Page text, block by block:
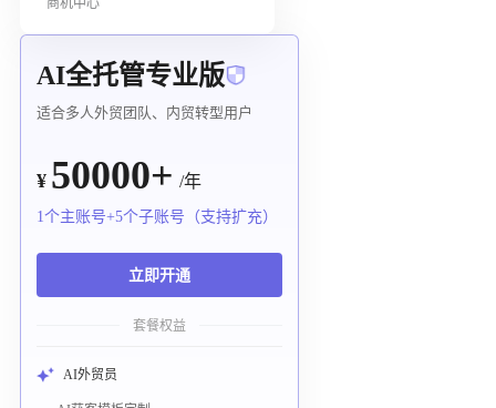
AI全托管专业版
适合多人外贸团队、内贸转型用户
¥ 50000+ /年
1个主账号+5个子账号（支持扩充）
立即开通
套餐权益
AI外贸员